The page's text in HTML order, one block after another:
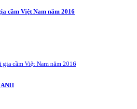
cầm Việt Nam năm 2016